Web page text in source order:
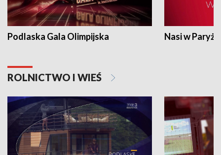
Podlaska Gala Olimpijska Nasi w Paryżu
ROLNICTWO I WIEŚ